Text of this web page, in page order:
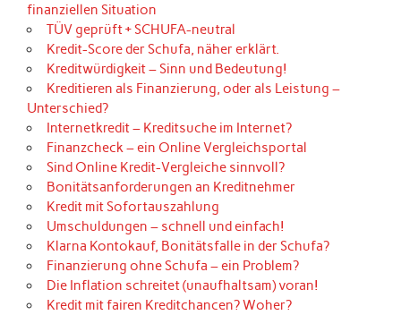
finanziellen Situation
TÜV geprüft + SCHUFA-neutral
Kredit-Score der Schufa, näher erklärt.
Kreditwürdigkeit – Sinn und Bedeutung!
Kreditieren als Finanzierung, oder als Leistung –
Unterschied?
Internetkredit – Kreditsuche im Internet?
Finanzcheck – ein Online Vergleichsportal
Sind Online Kredit-Vergleiche sinnvoll?
Bonitätsanforderungen an Kreditnehmer
Kredit mit Sofortauszahlung
Umschuldungen – schnell und einfach!
Klarna Kontokauf, Bonitätsfalle in der Schufa?
Finanzierung ohne Schufa – ein Problem?
Die Inflation schreitet (unaufhaltsam) voran!
Kredit mit fairen Kreditchancen? Woher?